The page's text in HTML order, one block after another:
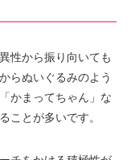
性から振り向いても
らぬいぐるみのよう
かまってちゃん」な
ことが多いです。